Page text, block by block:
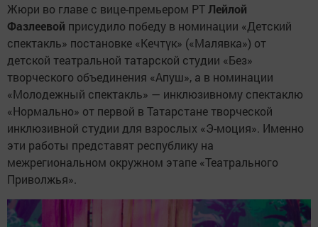
Жюри во главе с вице-премьером РТЛейлой
Фазлеевой присудило победу в номинации «Детский
спектакль» постановке «Кечтүк» («Малявка») от
детской театральной татарской студии «Без»
творческого объединения «Апуш», а в номинации
«Молодежный спектакль» — инклюзивному спектаклю
«Нормально» от первой в Татарстане творческой
инклюзивной студии для взрослых «Э-моция». Именно
эти работы представят республику на
межрегиональном окружном этапе «Театрального
Приволжья».